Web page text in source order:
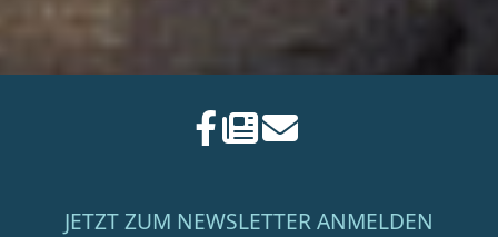
JETZT ZUM NEWSLETTER ANMELDEN